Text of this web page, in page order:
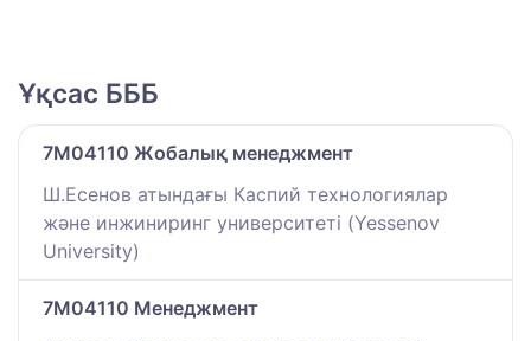
Ұқсас БББ
7M04110 Жобалық менеджмент
Ш.Есенов атындағы Каспий технологиялар
және инжиниринг университеті (Yessenov
University)
7M04110 Менеджмент